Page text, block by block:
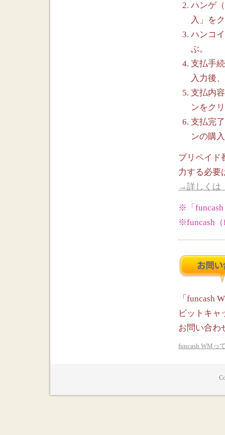
ハンゲ
入」を
ハンコ
ぶ。
支払手
入力後
支払内
ンをク
支払完
ンの購
プリペイド
力する必要
→詳しくは
※「funcash
※funcash（
「funcash
ビットキャ
お問い合
funcash WMっ